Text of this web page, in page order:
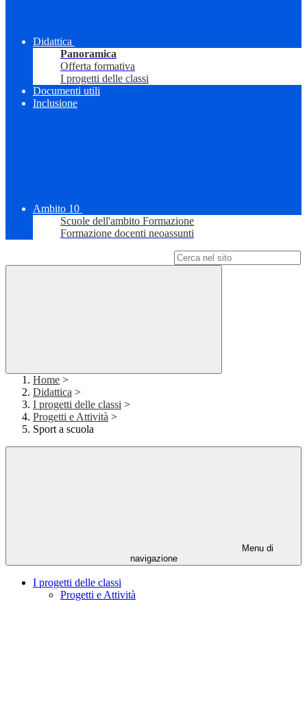
Didattica
Panoramica
Offerta formativa
I progetti delle classi
Documenti utili
Inclusione
Ambito 10
Scuole dell'ambito Formazione
Formazione docenti neoassunti
Home >
Didattica >
I progetti delle classi >
Progetti e Attività >
Sport a scuola
Menu di
navigazione
I progetti delle classi
Progetti e Attività